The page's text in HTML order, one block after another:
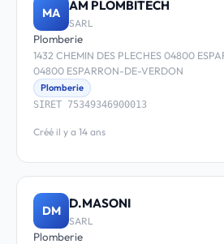
MA AM PLOMBITECH
SARL
Plomberie
1432 CHEMIN DES PLECHES 04800
04800 ESPARRON-DE-VERDON
Plomberie
SIRET 75349346900013
Créé il y a 14 ans
DM D.MASONI
SARL
Plomberie